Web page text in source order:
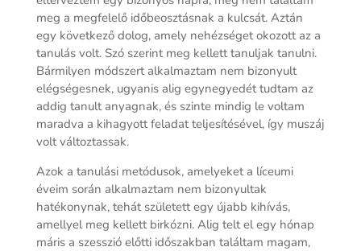
meg a megfelelő időbeosztásnak a kulcsát. Aztán
egy következő dolog, amely nehézséget okozott az a
tanulás volt. Szó szerint meg kellett tanuljak tanulni.
Bármilyen módszert alkalmaztam nem bizonyult
elégségesnek, ugyanis alig egynegyedét tudtam az
addig tanult anyagnak, és szinte mindig le voltam
maradva a kihagyott feladat teljesítésével, így muszáj
volt változtassak.
Azok a tanulási metódusok, amelyeket a líceumi
éveim során alkalmaztam nem bizonyultak
hatékonynak, tehát született egy újabb kihívás,
amellyel meg kellett birkózni. Alig telt el egy hónap
máris a szesszió előtti időszakban találtam magam,